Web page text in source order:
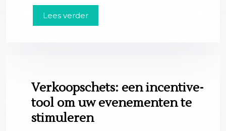
Lees verder
Verkoopschets: een incentive-
tool om uw evenementen te
stimuleren